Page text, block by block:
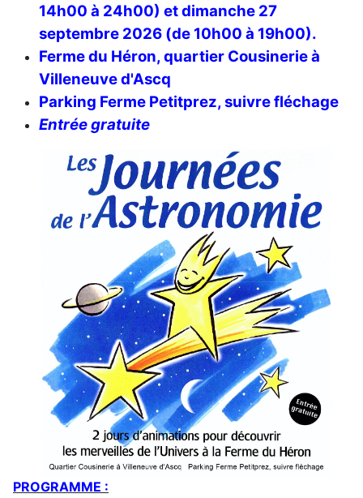
14h00 à 24h00) et dimanche 27
septembre 2026 (de 10h00 à 19h00).
Ferme du Héron, quartier Cousinerie à
Villeneuve d'Ascq
Parking Ferme Petitprez, suivre fléchage
Entrée gratuite
PROGRAMME :